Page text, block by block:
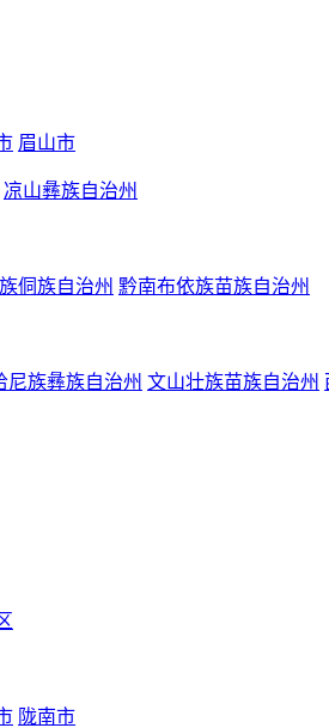
眉山市
凉山彝族自治州
侗族自治州 黔南布依族苗族自治州
尼族彝族自治州 文山壮族苗族自治州
陇南市